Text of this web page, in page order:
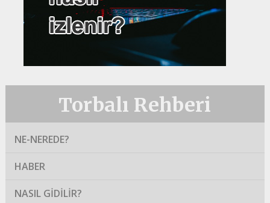
Torbalı Rehberi
NE-NEREDE?
HABER
NASIL GIDILIR?